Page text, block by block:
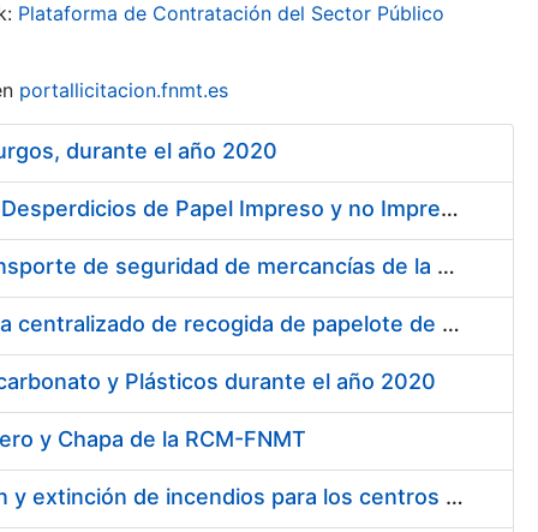
Plataforma de Contratación del Sector Público
portallicitacion.fnmt.es
durante el año 2020
Contratación de Enajenación y Retirada de Recortes Sobrantes y Desperdicios de Papel Impreso y no Impreso durante el Año 2020
Contratación de operador logístico para distintos servicios de transporte de seguridad de mercancías de la Fábrica Nacional de Moneda y Timbre - Real Casa de la Moneda
Servicio de mantenimiento preventivo de la instalación del sistema centralizado de recogida de papelote de timbre e imprenta
y Plásticos durante el año 2020
y Chapa de la RCM-FNMT
Contratación de servicios de especialistas técnicos en prevención y extinción de incendios para los centros de Madrid y Burgos de la FNMT-RCM